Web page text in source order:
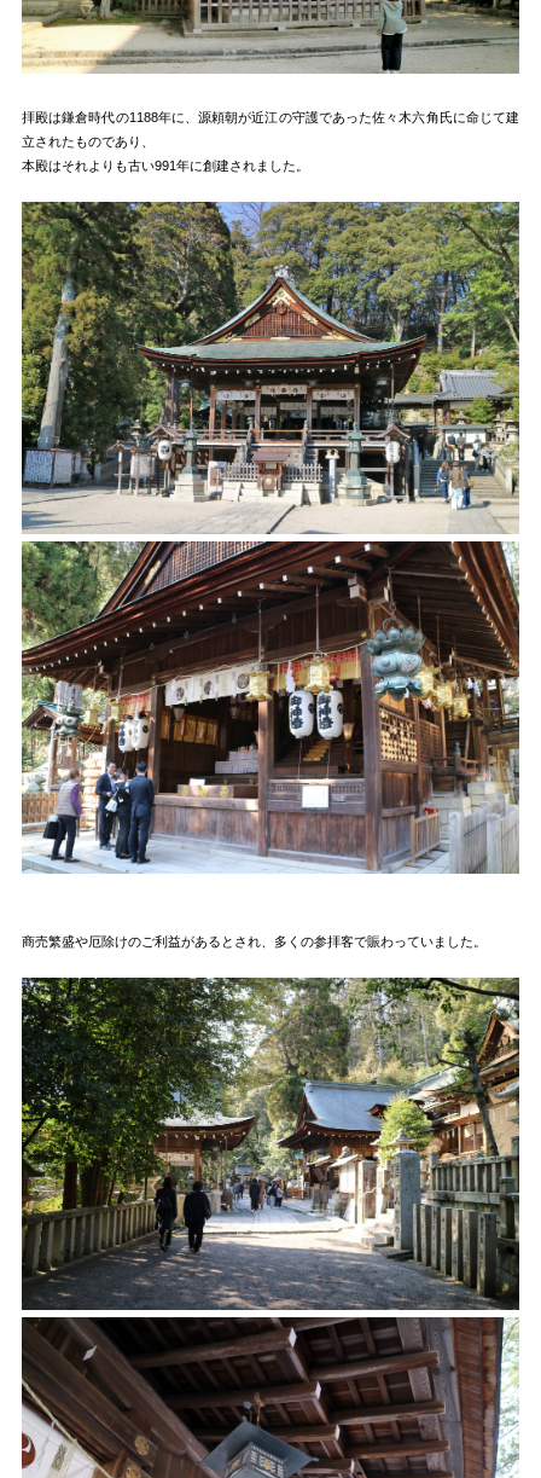
拝殿は鎌倉時代の1188年に、源頼朝が近江の守護であった佐々木六角氏に命じて建
立されたものであり、
本殿はそれよりも古い991年に創建されました。
商売繁盛や厄除けのご利益があるとされ、多くの参拝客で賑わっていました。